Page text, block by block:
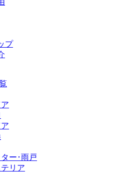
プ
ー･雨戸
リア